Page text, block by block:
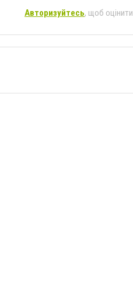
Авторизуйтесь, щоб оцінити